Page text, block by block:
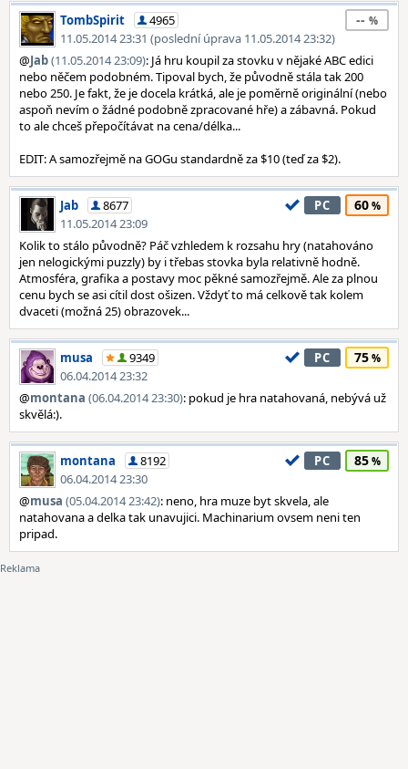
TombSpirit
4965
11.05.2014 23:31 (poslední úprava 11.05.2014 23:32)
--
@Jab(11.05.2014 23:09): Já hru koupil za stovku v nějaké ABC edici
nebo něčem podobném. Tipoval bych, že původně stála tak 200
nebo 250. Je fakt, že je docela krátká, ale je poměrně originální (nebo
aspoň nevím o žádné podobně zpracované hře) a zábavná. Pokud
to ale chceš přepočítávat na cena/délka...
EDIT: A samozřejmě na GOGu standardně za $10 (teď za $2).
Jab
8677
11.05.2014 23:09
PC 60
Kolik to stálo původně? Páč vzhledem k rozsahu hry (natahováno
jen nelogickými puzzly) by i třebas stovka byla relativně hodně.
Atmosféra, grafika a postavy moc pěkné samozřejmě. Ale za plnou
cenu bych se asi cítil dost ošizen. Vždyť to má celkově tak kolem
dvaceti (možná 25) obrazovek...
musa
9349
06.04.2014 23:32
PC 75
@montana (06.04.2014 23:30): pokud je hra natahovaná, nebývá už
skvělá:).
montana
8192
06.04.2014 23:30
PC 85
@musa (05.04.2014 23:42): neno, hra muze byt skvela, ale
natahovana a delka tak unavujici. Machinarium ovsem neni ten
pripad.